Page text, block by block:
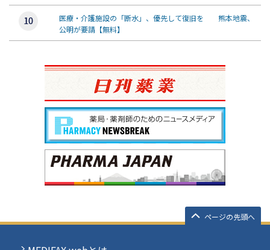
医療・介護施設の「断水」、優先して復旧を 熊本地震、
公明が要請【無料】
ページの先頭へ